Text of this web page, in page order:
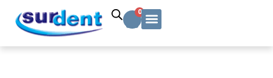
contenido
0
Carrito